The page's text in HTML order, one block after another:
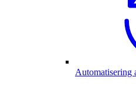
Automatisering